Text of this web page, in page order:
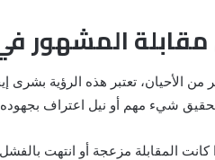
المشهور في
من الأحيان، تعتبر هذه الرؤية بشرى
شيء مهم أو نيل اعتراف
كانت المقابلة مزعجة أو انتهت